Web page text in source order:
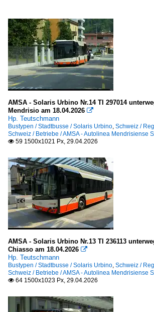
AMSA - Solaris Urbino Nr.14 TI 297014
Mendrisio am 18.04.2026 
Hp. Teutschmann
Bustypen / Stadtbusse / Solaris Urbino Schweiz /
Schweiz / Betriebe / AMSA - Autolinea Mendrisiense
 59 1500x1021 Px, 29.04.2026
AMSA - Solaris Urbino Nr.13 TI 236113
Chiasso am 18.04.2026 
Hp. Teutschmann
Bustypen / Stadtbusse / Solaris Urbino Schweiz /
Schweiz / Betriebe / AMSA - Autolinea Mendrisiense
 64 1500x1023 Px, 29.04.2026